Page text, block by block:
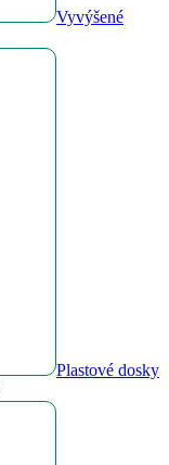
Vyvýšené
Plastové dosky